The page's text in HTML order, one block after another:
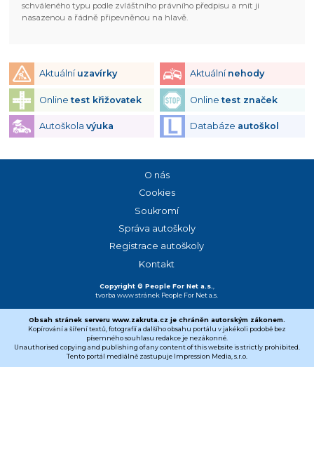
schváleného typu podle zvláštního právního předpisu a mít ji
nasazenou a řádně připevněnou na hlavě.
Aktuální uzavírky Aktuální nehody
Onlinetest křižovatek Onlinetest značek
Autoškola výuka Databáze autoškol
Copyright © People For Net a.s.
tvorba www stránek People For Net a.s.
O nás
Cookies
Soukromí
Správa autoškoly
Registrace autoškoly
Kontakt
Obsah stránek serveru www.zakruta.cz je chráněn autorským zákonem.
Kopírování a šíření textů, fotografií a dalšího obsahu portálu v jakékoli podobě bez
písemného souhlasu redakce je nezákonné.
Unauthorised copying and publishing of any content of this website is strictly prohibited.
Tento portál mediálně zastupuje Impression Media, s.r.o.